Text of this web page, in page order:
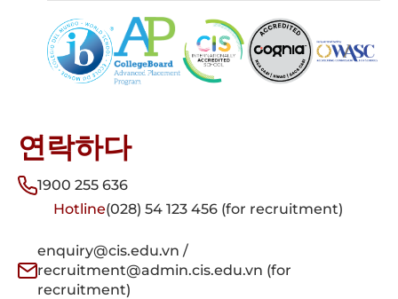
연락하다
1900 255 636
Hotline(028) 54 123 456 (for recruitment)
enquiry@cis.edu.vn /
recruitment@admin.cis.edu.vn (for
recruitment)